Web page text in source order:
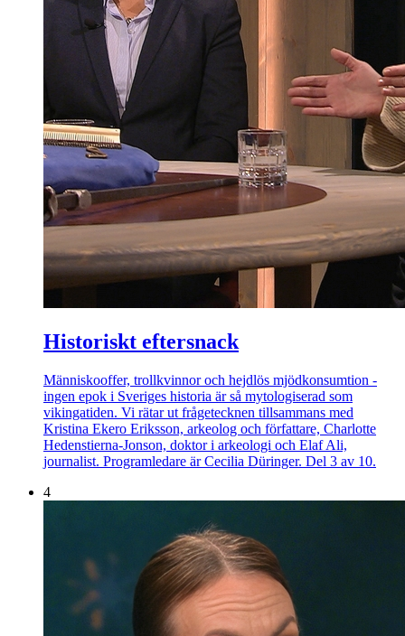
Historiskt eftersnack
Människooffer, trollkvinnor och hejdlös mjödkonsumtion -
ingen epok i Sveriges historia är så mytologiserad som
vikingatiden. Vi rätar ut frågetecknen tillsammans med
Kristina Ekero Eriksson, arkeolog och författare, Charlotte
Hedenstierna-Jonson, doktor i arkeologi och Elaf Ali,
journalist. Programledare är Cecilia Düringer. Del 3 av 10.
4